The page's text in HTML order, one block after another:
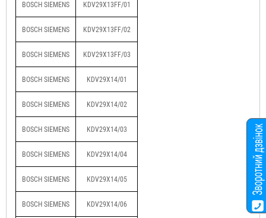
BOSCH SIEMENS KDV29X13FF/01
BOSCH SIEMENS KDV29X13FF/02
BOSCH SIEMENS KDV29X13FF/03
BOSCH SIEMENS KDV29X14/01
BOSCH SIEMENS KDV29X14/02
BOSCH SIEMENS KDV29X14/03
BOSCH SIEMENS KDV29X14/04
BOSCH SIEMENS KDV29X14/05
BOSCH SIEMENS KDV29X14/06